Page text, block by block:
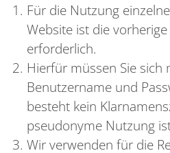
Für die Nutzung
Website ist die
erforderlich.
Hierfür müssen Sie sich
Benutzername und
besteht kein
pseudonyme Nutzung
Wir verwenden für die